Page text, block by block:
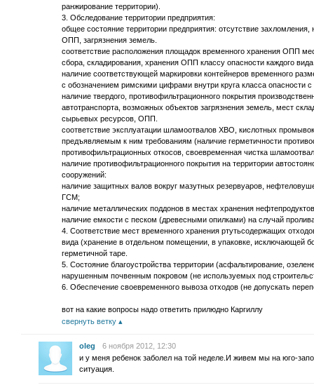
ранжирование территории).
3. Обследование территории предприятия:
общее состояние территории предприятия: отсутствие
ОПП, загрязнения земель.
соответствие расположения площадок временного хранения ОПП
сбора, складирования, хранения ОПП классу опасности каждого
наличие соответствующей маркировки контейнеров временного
с обозначением римскими цифрами внутри круга класса опасности
наличие твердого, противофильтрационного покрытия
автотранспорта, возможных объектов загрязнения земель, мест
сырьевых ресурсов, ОПП.
соответствие эксплуатации шламоотвалов ХВО, кислотных
предъявляемым к ним требованиям (наличие герметичности
противофильтрационных откосов, своевременная чистка
наличие противофильтрационного покрытия на территории
сооружений:
наличие защитных валов вокруг мазутных резервуаров,
ГСМ;
наличие металлических поддонов в местах хранения
наличие емкости с песком (древесными опилками) на случай
4. Соответствие мест временного хранения ртутьсодержащих
вида (хранение в отдельном помещении, в упаковке, исключающей
герметичной таре.
5. Состояние благоустройства территории (асфальтирование,
нарушенным почвенным покровом (не используемых под
6. Обеспечение своевременного вывоза отходов (не допускать
вот на какие вопросы надо ответить прилюдно Каргиллу
свернуть ветку
oleg
6 ноября 2012, 12:30
и у меня ребенок заболел на той неделе.И живем мы на юго-
ситуация.